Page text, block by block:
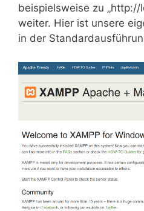
beispielsweise zu
weiter. Hier ist unsere
in der